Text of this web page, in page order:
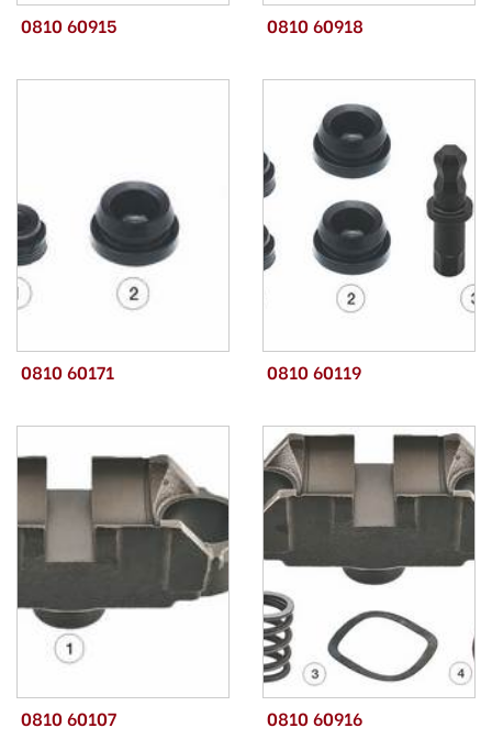
0810 60915 0810 60918
0810 60171 0810 60119
0810 60107 0810 60916